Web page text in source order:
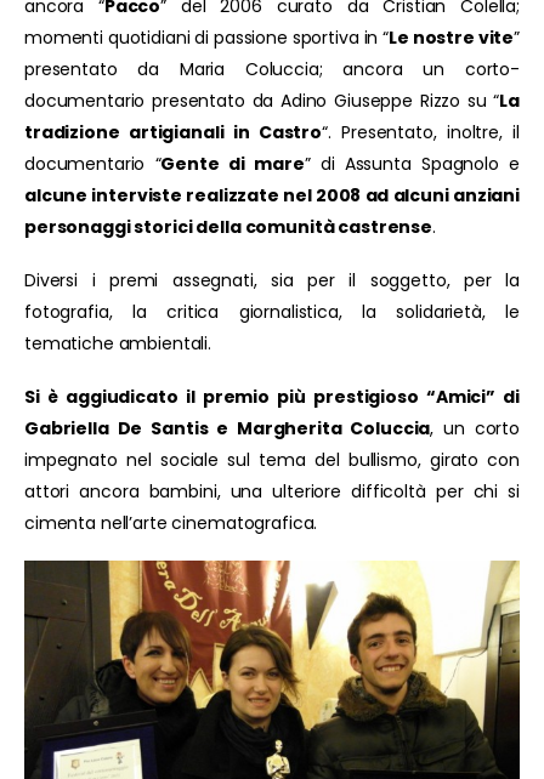
ancora “Pacco” del 2006 curato da Cristian Colella;
momenti quotidiani di passione sportiva in “Le nostre vite”
presentato da Maria Coluccia; ancora un corto-
documentario presentato da Adino Giuseppe Rizzo su “La
tradizione artigianali in Castro“. Presentato, inoltre, il
documentario “Gente di mare” di Assunta Spagnolo e
alcune interviste realizzate nel 2008 ad alcuni anziani
personaggi storici della comunità castrense.
Diversi i premi assegnati, sia per il soggetto, per la
fotografia, la critica giornalistica, la solidarietà, le
tematiche ambientali.
Si è aggiudicato il premio più prestigioso “Amici” di
Gabriella De Santis e Margherita Coluccia, un corto
impegnato nel sociale sul tema del bullismo, girato con
attori ancora bambini, una ulteriore difficoltà per chi si
cimenta nell’arte cinematografica.